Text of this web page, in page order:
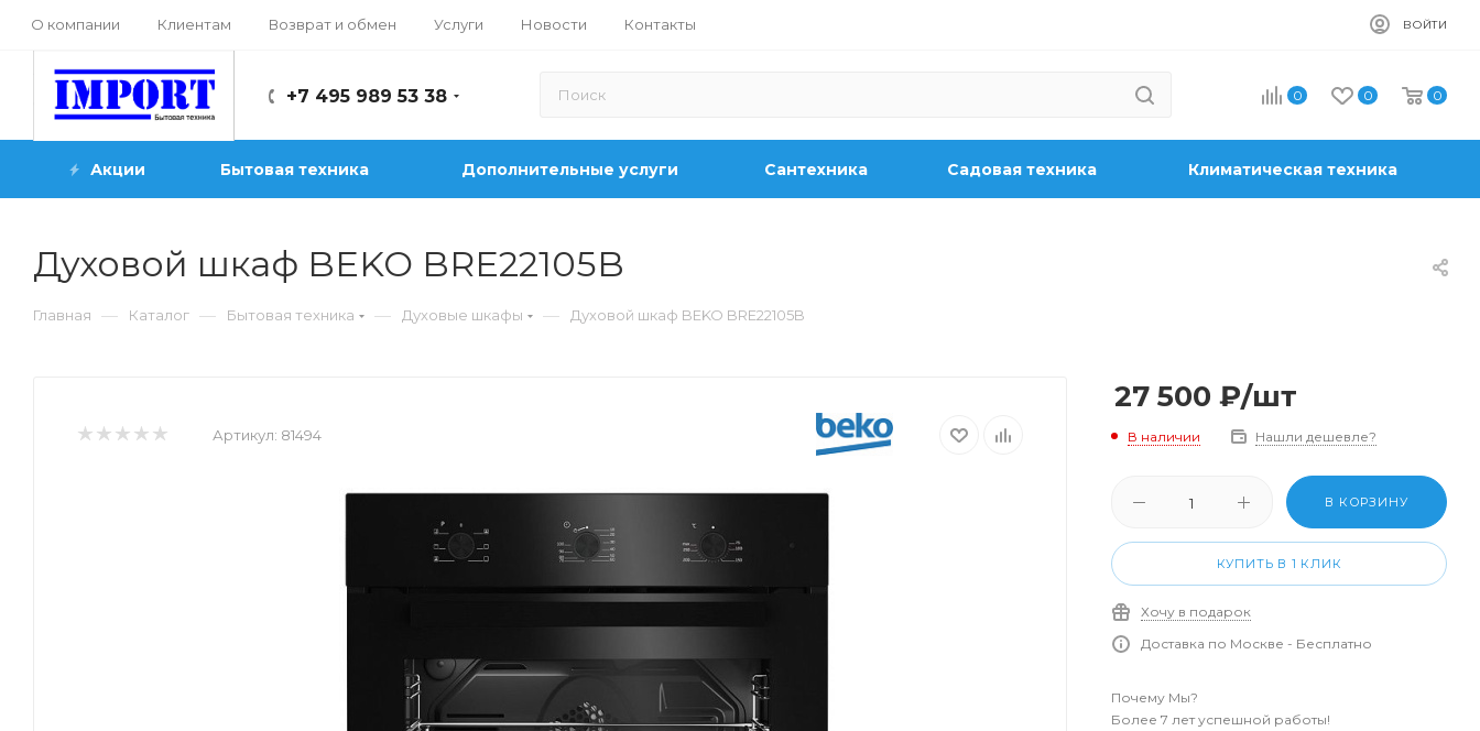
О компании Клиентам Возврат и обмен Услуги Новости Контакты ВОЙТИ
+7 495 989 53 38 0 0 0
Акции Бытовая техника Дополнительные услуги Сантехника Садовая техника Климатическая техника
Духовой шкаф BEKO BRE22105B
Главная — Каталог — Бытовая техника — Духовые шкафы — Духовой шкаф BEKO BRE22105B
Артикул: 81494
27 500 ₽/шт
В наличии Нашли дешевле?
В КОРЗИНУ
КУПИТЬ В 1 КЛИК
Хочу в подарок
Доставка по Москве - Бесплатно
Почему Мы?
Более 7 лет успешной работы!